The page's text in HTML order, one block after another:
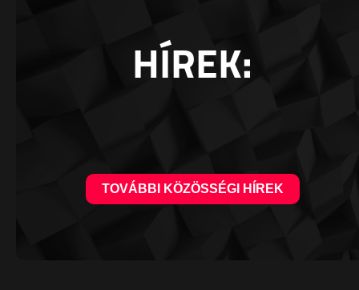
HÍREK:
TOVÁBBI KÖZÖSSÉGI HÍREK